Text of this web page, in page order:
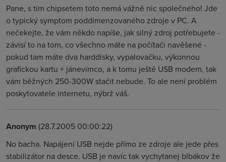
Pane, s tím chipsetem toto nemá vážně nic společného! Jde
o typický symptom poddimenzovaného zdroje v PC. A
nečekejte, že vám někdo napíše, jak silný zdroj potřebujete -
závisí to na tom, co všechno máte na počítači navěšené -
pokud tam máte dva harddisky, vypalovačku, výkonnou
grafickou kartu + jánevímco, a k tomu ještě USB modem, tak
vám běžných 250-300W stačit nebude. To ale není problém
poskytovatele internetu, nýbrž váš.
Anonym (28.7.2005 00:00:22)
No bacha. Napájení USB nejde přímo ze zdroje ale jede přes
stabilizátor na desce. USB je navíc tak vychytanej blbákov že